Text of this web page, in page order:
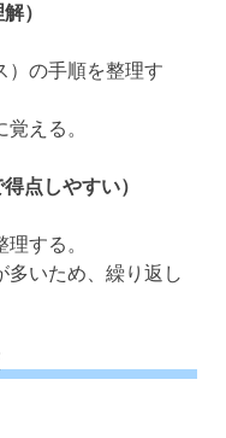
）
）の手順を整理す
える。
点しやすい）
する。
多いため、繰り返し